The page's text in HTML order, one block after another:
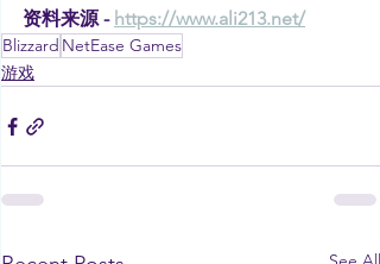
资料来源 - https://www.ali213.net/
Blizzard NetEase Games
游戏